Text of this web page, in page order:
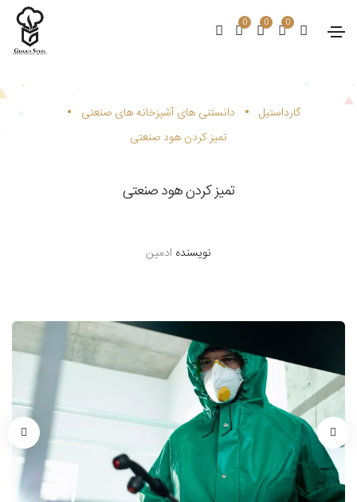
0 0 0
گارداستیل • دانستنی های آشپزخانه های صنعتی •
تمیز کردن هود صنعتی
تمیز کردن هود صنعتی
نویسنده ادمین